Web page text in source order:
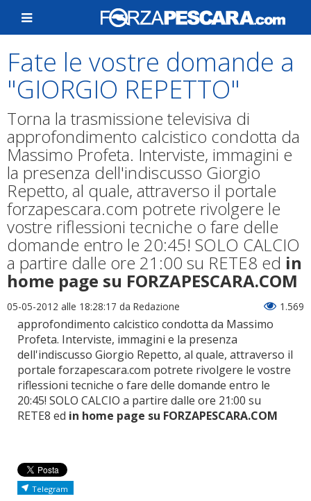
Fate le vostre domande a
"GIORGIO REPETTO"
Torna la trasmissione televisiva di
approfondimento calcistico condotta da
Massimo Profeta. Interviste, immagini e
la presenza dell'indiscusso Giorgio
Repetto, al quale, attraverso il portale
forzapescara.com potrete rivolgere le
vostre riflessioni tecniche o fare delle
domande entro le 20:45! SOLO CALCIO
a partire dalle ore 21:00 su RETE8 ed in
home page su FORZAPESCARA.COM
05-05-2012 alle 18:28:17 da Redazione 1.569
approfondimento calcistico condotta da Massimo
Profeta. Interviste, immagini e la presenza
dell'indiscusso Giorgio Repetto, al quale, attraverso il
portale forzapescara.com potrete rivolgere le vostre
riflessioni tecniche o fare delle domande entro le
20:45! SOLO CALCIO a partire dalle ore 21:00 su
RETE8 ed in home page su FORZAPESCARA.COM
Telegram